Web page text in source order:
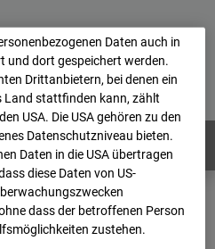
Login
H3ö
Archiv
2025
Daten auch in
und dort gespeichert werden.
Drittanbietern, bei denen ein
Land stattfinden kann, zählt
USA. Die USA gehören zu den
Datenschutzniveau bieten.
Daten in die USA übertragen
diese Daten von US-
dass der betroffenen Person
zustehen.